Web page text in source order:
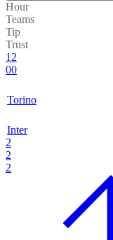
Hour
Teams
Tip
Trust
12
00
Torino
Inter
2
2
2